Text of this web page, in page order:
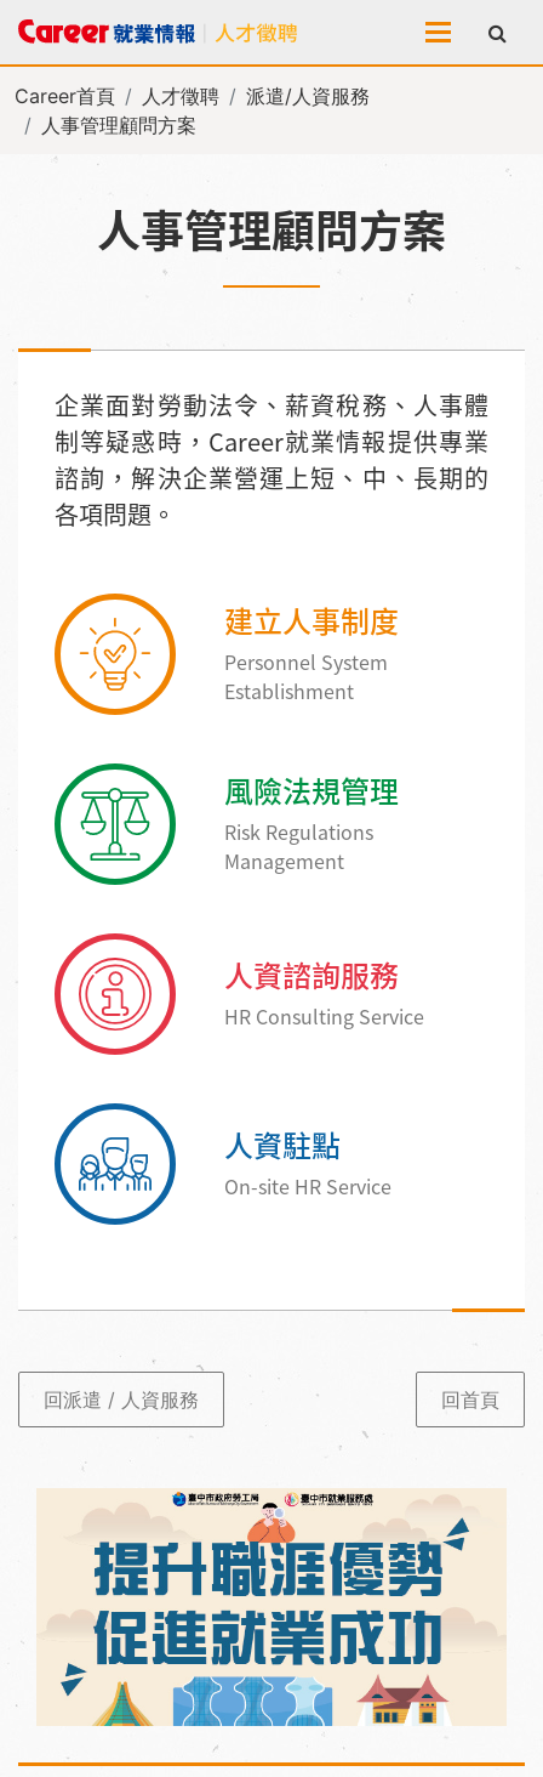
全站搜尋
Career首頁 人才徵聘
派遣/人資服務
人事管理顧問方案
人事管理顧問方案
企業面對勞動法令、薪資稅務、人事體
制等疑惑時，Career就業情報提供專業
諮詢，解決企業營運上短、中、長期的
各項問題。
建立人事制度
Personnel System
Establishment
風險法規管理
Risk Regulations
Management
人資諮詢服務
HR Consulting Service
人資駐點
On-site HR Service
回派遣 / 人資服務 回首頁